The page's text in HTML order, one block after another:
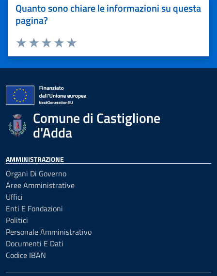
Quanto sono chiare le informazioni su questa
pagina?
Valuta 5 stelle su 5
Valuta 4 stelle su 5
Valuta 3 stelle su 5
Valuta 2 stelle su 5
Valuta 1 stelle su 5
Comune di Castiglione
d'Adda
AMMINISTRAZIONE
Organi Di Governo
Aree Amministrative
Uffici
Enti E Fondazioni
Politici
Personale Amministrativo
Documenti E Dati
Codice IBAN